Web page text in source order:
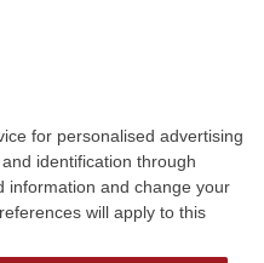
for personalised advertising
identification through
information and change your
will apply to this